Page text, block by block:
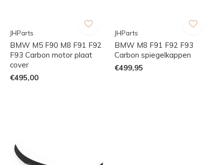
JHParts
BMW M5 F90 M8 F91 F92
F93 Carbon motor plaat
cover
€495,00
JHParts
BMW M8 F91 F92 F93
Carbon spiegelkappen
€499,95